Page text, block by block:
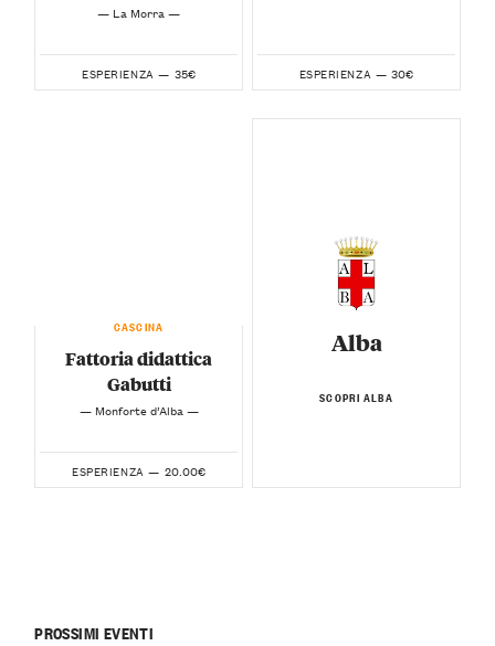
— La Morra —
ESPERIENZA — 35€ ESPERIENZA — 30€
CASCINA
Fattoria didattica
Gabutti
— Monforte d’Alba —
ESPERIENZA — 20.00€
Alba
SCOPRI ALBA
PROSSIMI EVENTI